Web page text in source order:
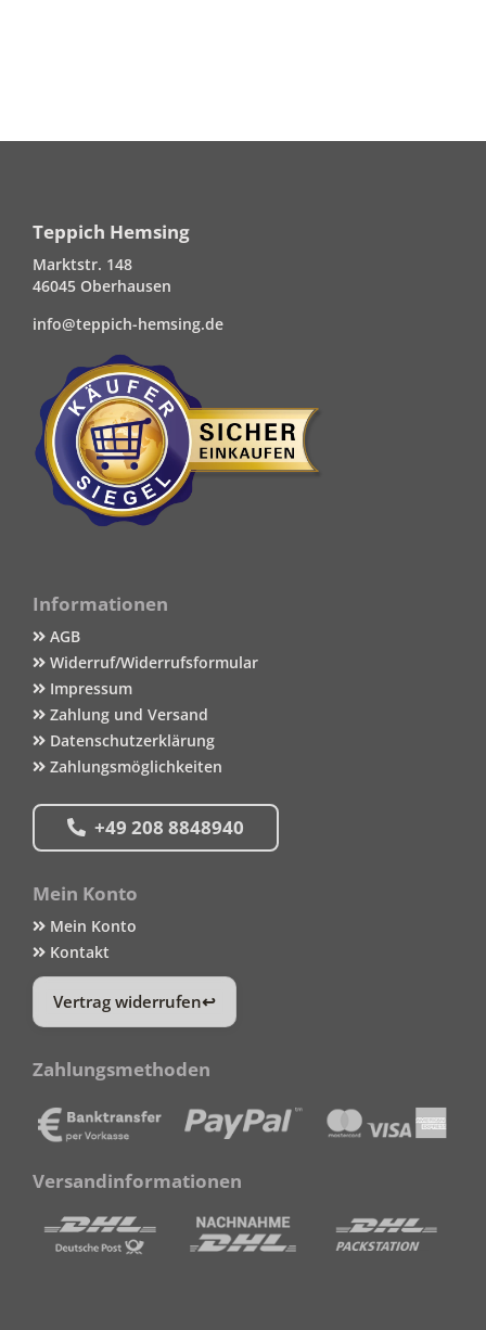
Teppich Hemsing
Marktstr. 148
46045 Oberhausen
info@teppich-hemsing.de
Informationen
AGB
Widerruf/Widerrufsformular
Impressum
Zahlung und Versand
Datenschutzerklärung
Zahlungsmöglichkeiten
+49 208 8848940
Mein Konto
Mein Konto
Kontakt
Vertrag widerrufen
Zahlungsmethoden
Versandinformationen